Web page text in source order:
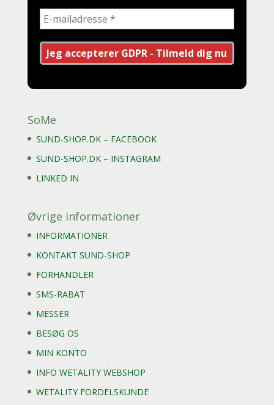
SoMe
SUND-SHOP.DK – FACEBOOK
SUND-SHOP.DK – INSTAGRAM
LINKED IN
Øvrige informationer
INFORMATIONER
KONTAKT SUND-SHOP
FORHANDLER
SMS-RABAT
MESSER
BESØG OS
MIN KONTO
INFO WETALITY WEBSHOP
WETALITY FORDELSKUNDE